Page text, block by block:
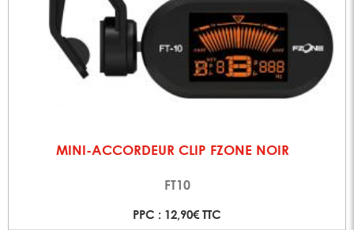
MINI-ACCORDEUR CLIP FZONE NOIR
FT10
PPC : 12,90€ TTC